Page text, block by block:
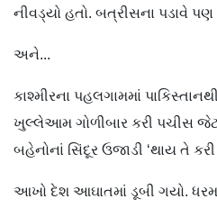
નીવડ્યો હતો. બત્રીસના પડાવે પણ
અને...
કાશ્મીરના પહલગામમાં
ખુલ્લેઆમ ગોળીબાર કરી પચીસ
બહેનોનાં સિંદૂર ઉજાડી ‘થાય તે
આખો દેશ આઘાતમાં ડૂબી ગયો. ધરમ